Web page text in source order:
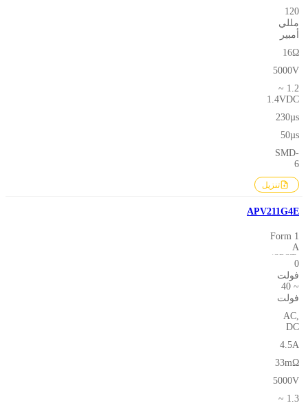
120
مللي
أمبير
16Ω
5000V
1.2 ~
1.4VDC
230µs
50µs
SMD-
6
تنزيل
APV211G4E
1 Form
A
(SPST-
NO)
0
فولت
~ 40
فولت
AC,
DC
4.5A
33mΩ
5000V
1.3 ~